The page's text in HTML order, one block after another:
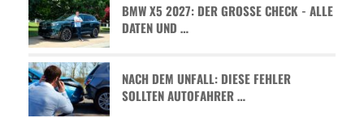
BMW X5 2027: DER GROSSE CHECK - ALLE D
ATEN UND …
NACH DEM UNFALL: DIESE FEHLER
SOLLTEN AUTOFAHRER …